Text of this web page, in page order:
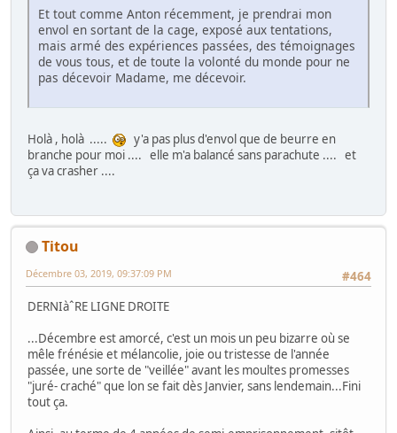
Et tout comme Anton récemment, je prendrai mon
envol en sortant de la cage, exposé aux tentations,
mais armé des expériences passées, des témoignages
de vous tous, et de toute la volonté du monde pour ne
pas décevoir Madame, me décevoir.
Holà , holà .....
y'a pas plus d'envol que de beurre en
branche pour moi .... elle m'a balancé sans parachute .... et
ça va crasher ....
Titou
#464
Décembre 03, 2019, 09:37:09 PM
DERNIàˆRE LIGNE DROITE
...Décembre est amorcé, c'est un mois un peu bizarre où se
mêle frénésie et mélancolie, joie ou tristesse de l'année
passée, une sorte de "veillée" avant les moultes promesses
"juré- craché" que lon se fait dès Janvier, sans lendemain...Fini
tout ça.